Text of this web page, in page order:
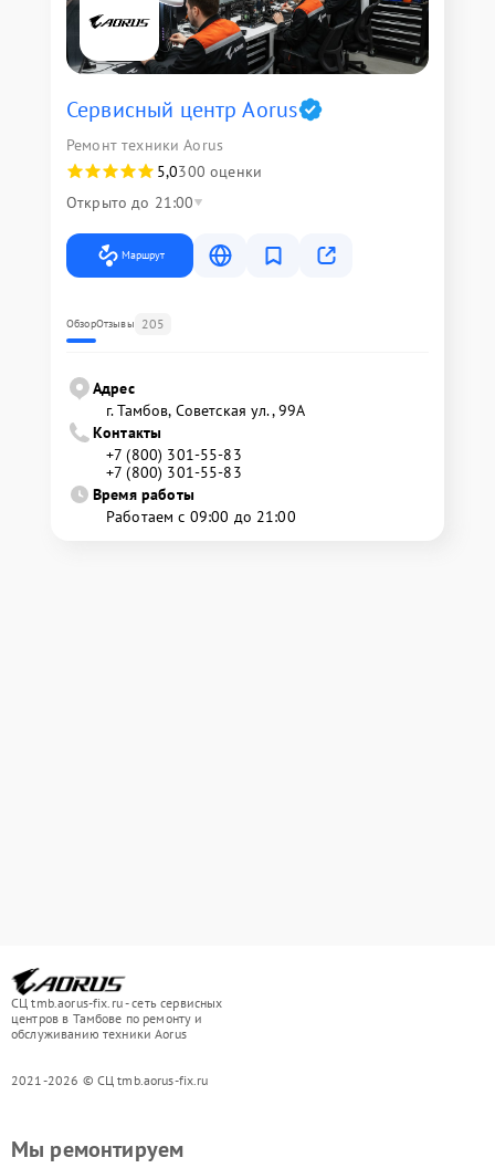
Сервисный центр Aorus
Ремонт техники Aorus
5,0300 оценки
Открыто до 21:00
Маршрут
ОбзорОтзывы 205
Адрес
г. Тамбов, Советская ул., 99А
Контакты
+7 (800) 301-55-83
+7 (800) 301-55-83
Время работы
Работаем с 09:00 до 21:00
СЦ tmb.aorus-fix.ru - сеть сервисных
центров в Тамбове по ремонту и
обслуживанию техники Aorus
2021-2026 © СЦ tmb.aorus-fix.ru
Мы ремонтируем